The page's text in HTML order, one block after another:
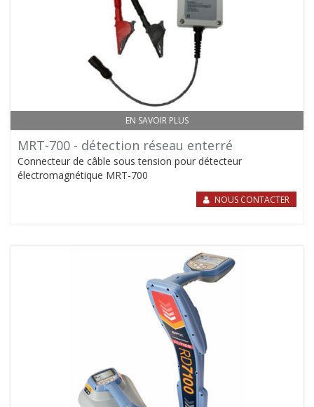
EN SAVOIR PLUS
MRT-700 - détection réseau enterré
Connecteur de câble sous tension pour détecteur
électromagnétique MRT-700
NOUS CONTACTER